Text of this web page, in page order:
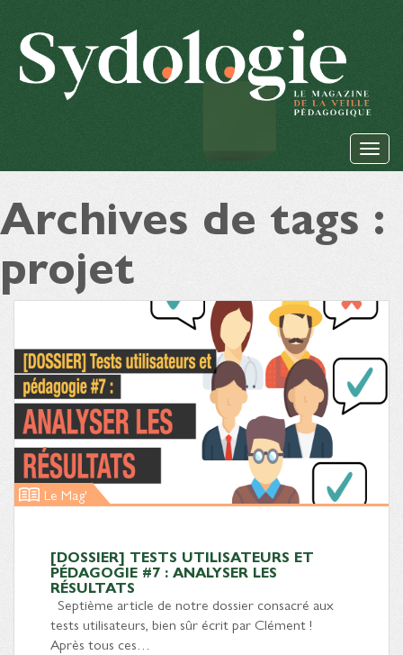
Archives de tags :
projet
Le Mag'
[DOSSIER] TESTS UTILISATEURS ET
PÉDAGOGIE #7 : ANALYSER LES
RÉSULTATS
Septième article de notre dossier consacré aux
tests utilisateurs, bien sûr écrit par Clément !
Après tous ces…